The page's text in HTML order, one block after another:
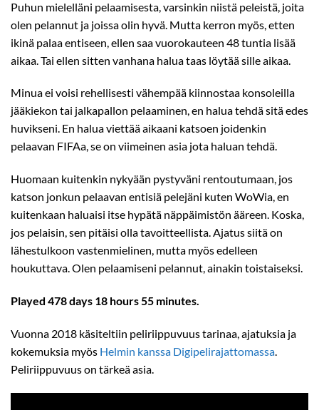
Puhun mielelläni pelaamisesta, varsinkin niistä peleistä, joita
olen pelannut ja joissa olin hyvä. Mutta kerron myös, etten
ikinä palaa entiseen, ellen saa vuorokauteen 48 tuntia lisää
aikaa. Tai ellen sitten vanhana halua taas löytää sille aikaa.
Minua ei voisi rehellisesti vähempää kiinnostaa konsoleilla
jääkiekon tai jalkapallon pelaaminen, en halua tehdä sitä edes
huvikseni. En halua viettää aikaani katsoen joidenkin
pelaavan FIFAa, se on viimeinen asia jota haluan tehdä.
Huomaan kuitenkin nykyään pystyväni rentoutumaan, jos
katson jonkun pelaavan entisiä pelejäni kuten WoWia, en
kuitenkaan haluaisi itse hypätä näppäimistön ääreen. Koska,
jos pelaisin, sen pitäisi olla tavoitteellista. Ajatus siitä on
lähestulkoon vastenmielinen, mutta myös edelleen
houkuttava. Olen pelaamiseni pelannut, ainakin toistaiseksi.
Played 478 days 18 hours 55 minutes.
Vuonna 2018 käsiteltiin peliriippuvuus tarinaa, ajatuksia ja
kokemuksia myös Helmin kanssa Digipelirajattomassa.
Peliriippuvuus on tärkeä asia.